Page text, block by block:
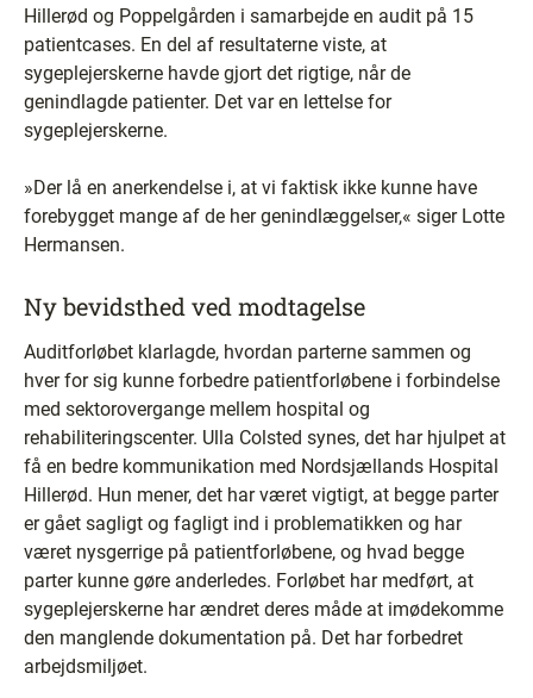
Hillerød og Poppelgården i samarbejde en audit på 15
patientcases. En del af resultaterne viste, at
sygeplejerskerne havde gjort det rigtige, når de
genindlagde patienter. Det var en lettelse for
sygeplejerskerne.
»Der lå en anerkendelse i, at vi faktisk ikke kunne have
forebygget mange af de her genindlæggelser,« siger Lotte
Hermansen.
Ny bevidsthed ved modtagelse
Auditforløbet klarlagde, hvordan parterne sammen og
hver for sig kunne forbedre patientforløbene i forbindelse
med sektorovergange mellem hospital og
rehabiliteringscenter. Ulla Colsted synes, det har hjulpet at
få en bedre kommunikation med Nordsjællands Hospital
Hillerød. Hun mener, det har været vigtigt, at begge parter
er gået sagligt og fagligt ind i problematikken og har
været nysgerrige på patientforløbene, og hvad begge
parter kunne gøre anderledes. Forløbet har medført, at
sygeplejerskerne har ændret deres måde at imødekomme
den manglende dokumentation på. Det har forbedret
arbejdsmiljøet.